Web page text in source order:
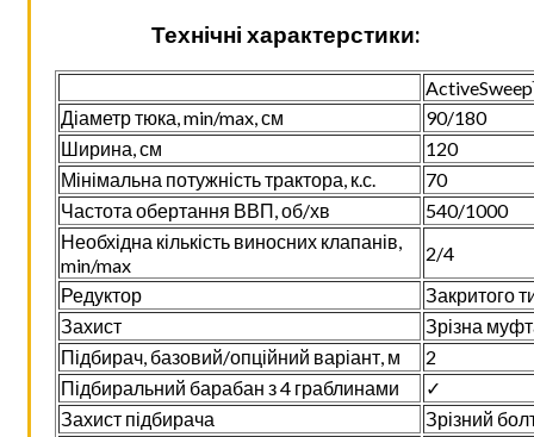
Технічні характерстики:
Діаметр тюка, min/max, см
90/180
Ширина, см
120
Мінімальна потужність трактора, к.с.
70
Частота обертання ВВП, об/хв
540/1000
Необхідна кількість виносних клапанів,
min/max
2/4
Редуктор
Закритого
Захист
Зрізна
Підбирач, базовий/опційний варіант, м
2
Підбиральний барабан з 4 граблинами
✓
Захист підбирача
Зрізний